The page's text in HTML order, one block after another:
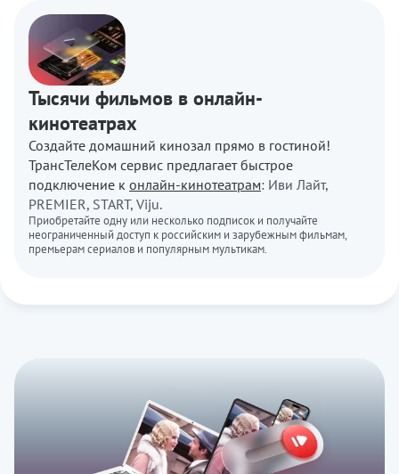
Тысячи фильмов в онлайн-
кинотеатрах
Создайте домашний кинозал прямо в гостиной!
ТрансТелеКом сервис предлагает быстрое
подключение к онлайн-кинотеатрам: Иви Лайт,
PREMIER, START, Viju.
Приобретайте одну или несколько подписок и получайте
неограниченный доступ к российским и зарубежным фильмам,
премьерам сериалов и популярным мультикам.